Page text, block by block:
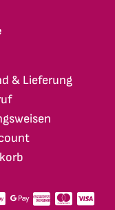
gewählt
& Lieferung